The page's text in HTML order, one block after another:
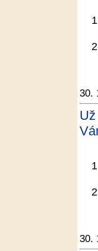
30.
30.